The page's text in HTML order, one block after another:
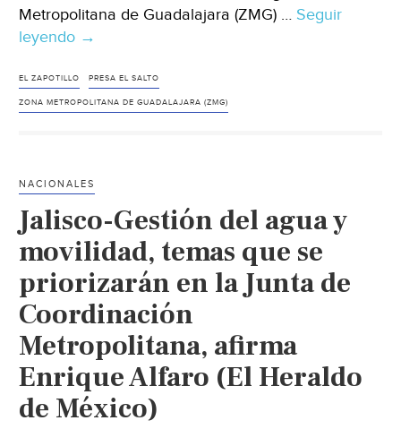
Metropolitana de Guadalajara (ZMG) … Seguir
leyendo Jalisco-
febrero
del
el
sistema
para
dotar
de
más
agua
a
la
ZMG
(Informador)
→
EL ZAPOTILLO PRESA EL SALTO
ZONA METROPOLITANA DE GUADALAJARA (ZMG)
NACIONALES
Jalisco-Gestión del agua y
movilidad, temas que se
priorizarán en la Junta de
Coordinación
Metropolitana, afirma
Enrique Alfaro (El Heraldo
de México)